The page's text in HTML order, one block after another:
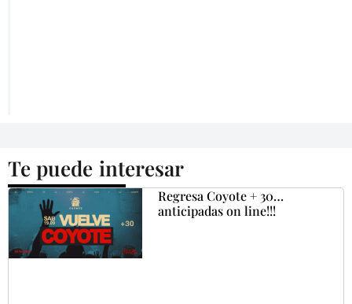
Te puede interesar
Regresa Coyote + 30…
anticipadas on line!!!